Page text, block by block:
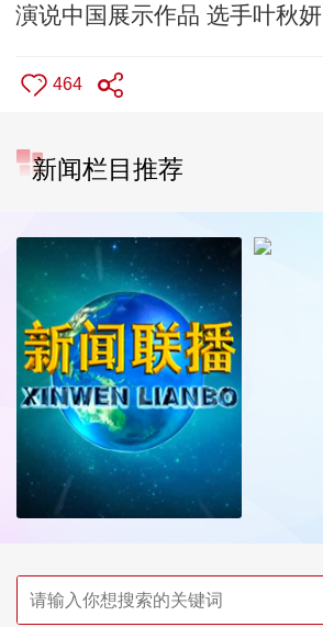
演说中国展示作品 选手叶秋妍
464
新闻栏目推荐